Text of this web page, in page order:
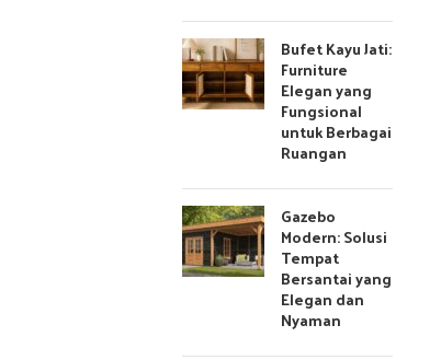
Bufet Kayu Jati:
Furniture
Elegan yang
Fungsional
untuk Berbagai
Ruangan
Gazebo
Modern: Solusi
Tempat
Bersantai yang
Elegan dan
Nyaman